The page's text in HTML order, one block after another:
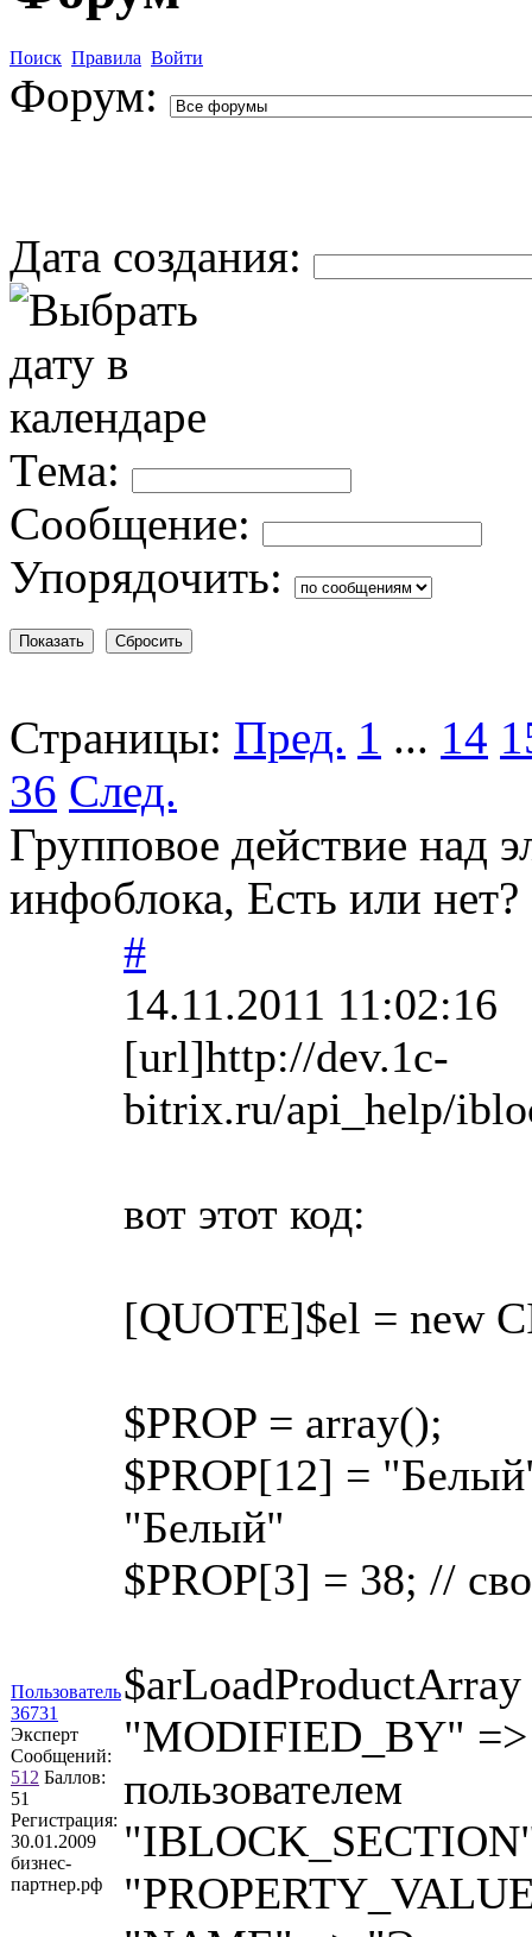
Поиск Правила Войти
Форум:
Дата создания:
Тема:
Сообщение:
Упорядочить:
Страницы: Пред. 1 ... 14
36 След.
Групповое действие над
инфоблока, Есть или нет?
Пользователь
36731
Эксперт
Сообщений:
512 Баллов:
51
Регистрация:
30.01.2009
бизнес-
партнер.рф
#
14.11.2011 11:02:16
[url]http://dev.1c-
bitrix.ru/api_help/
вот этот код:
[QUOTE]$el = new
$PROP = array();
$PROP[12] =
"Белый"
$PROP[3] = 38; //
"MODIFIED_BY" =>
пользователем